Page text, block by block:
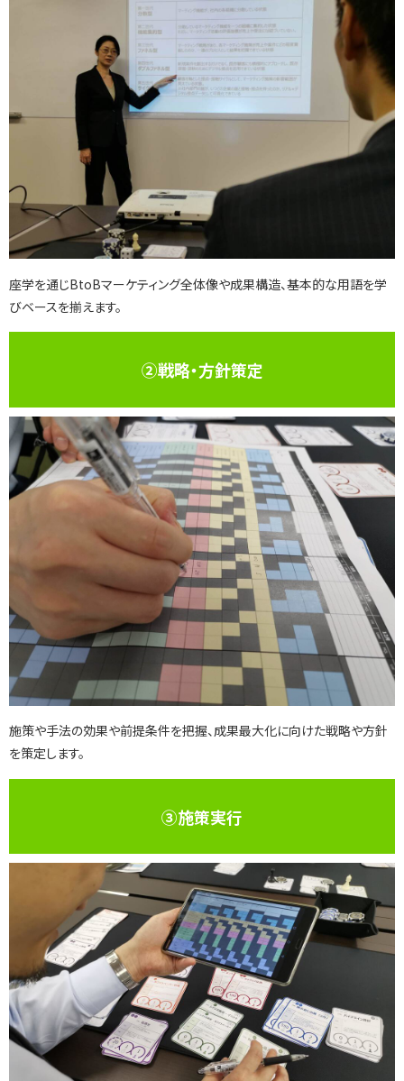
座学を通じBtoBマーケティング全体像や成果構造、基本的な用語を学
びベースを揃えます。
②戦略・方針策定
施策や手法の効果や前提条件を把握、成果最大化に向けた戦略や方針
を策定します。
③施策実行